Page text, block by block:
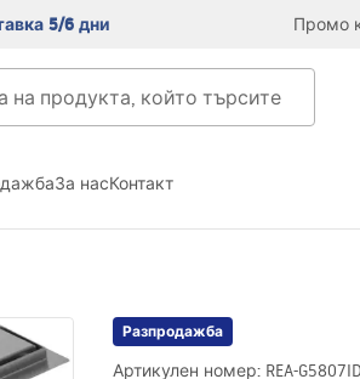
5/6 дни Промо
За насКонтакт
Разпродажба
Артикулен номер: REA-G5807